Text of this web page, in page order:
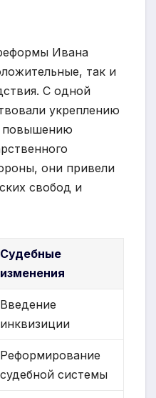
Ивана
так и
С одной
укреплению
повышению
они привели
свобод и
Судебные
изменения
Введение
инквизиции
Реформирование
судебной системы